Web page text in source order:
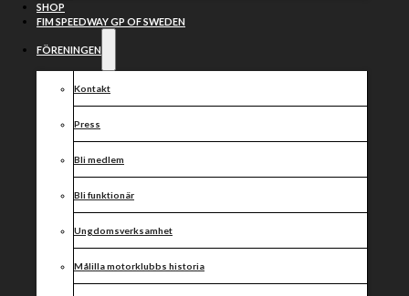
SHOP
FIM SPEEDWAY GP OF SWEDEN
FÖRENINGEN
Kontakt
Press
Bli medlem
Bli funktionär
Ungdomsverksamhet
Målilla motorklubbs historia